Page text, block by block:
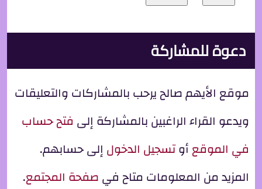
دعوة للمشاركة
موقع الأيهم صالح يرحب بالمشاركات والتعليقات
ويدعو القراء الراغبين بالمشاركة إلى فتح حساب
في الموقعأوتسجيل الدخولإلى حسابهم.
المزيد من المعلومات متاح فيصفحة المجتمع.